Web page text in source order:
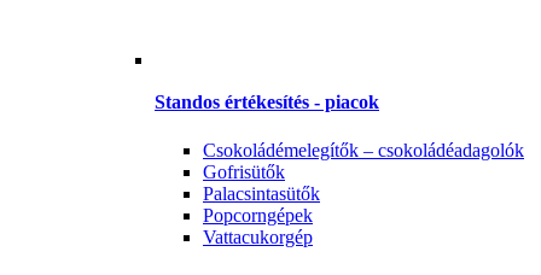
Standos értékesítés - piacok
Csokoládémelegítők – csokoládéadagolók
Gofrisütők
Palacsintasütők
Popcorngépek
Vattacukorgép